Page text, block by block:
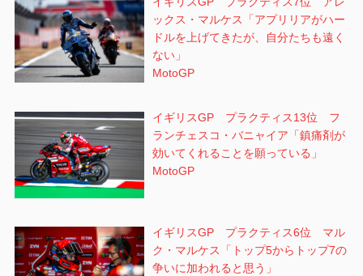
ックス・マルケス「アプリリアがハー
ドルを上げてきたが、自分たちも遠く
ない」
MotoGP
イギリスGP プラクティス13位 フ
ランチェスコ・バニャイア「鎮痛剤が
効いてくれることを願っている」
MotoGP
イギリスGP プラクティス6位 マル
ク・マルケス「トップ5からトップ7の
争いに加われると思う」